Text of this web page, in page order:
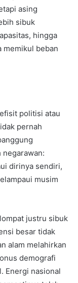
asing
sibuk
hingga
memikul beban
politisi atau
pernah
negarawan:
dirinya sendiri,
musim
justru sibuk
besar tidak
alam melahirkan
demografi
Energi nasional